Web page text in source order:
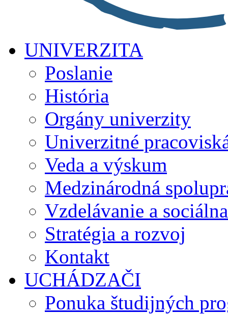
UNIVERZITA
Poslanie
História
Orgány univerzity
Univerzitné
Veda a výskum
Medzinárodná
Vzdelávanie a
Stratégia a rozvoj
Kontakt
UCHÁDZAČI
Ponuka študijných